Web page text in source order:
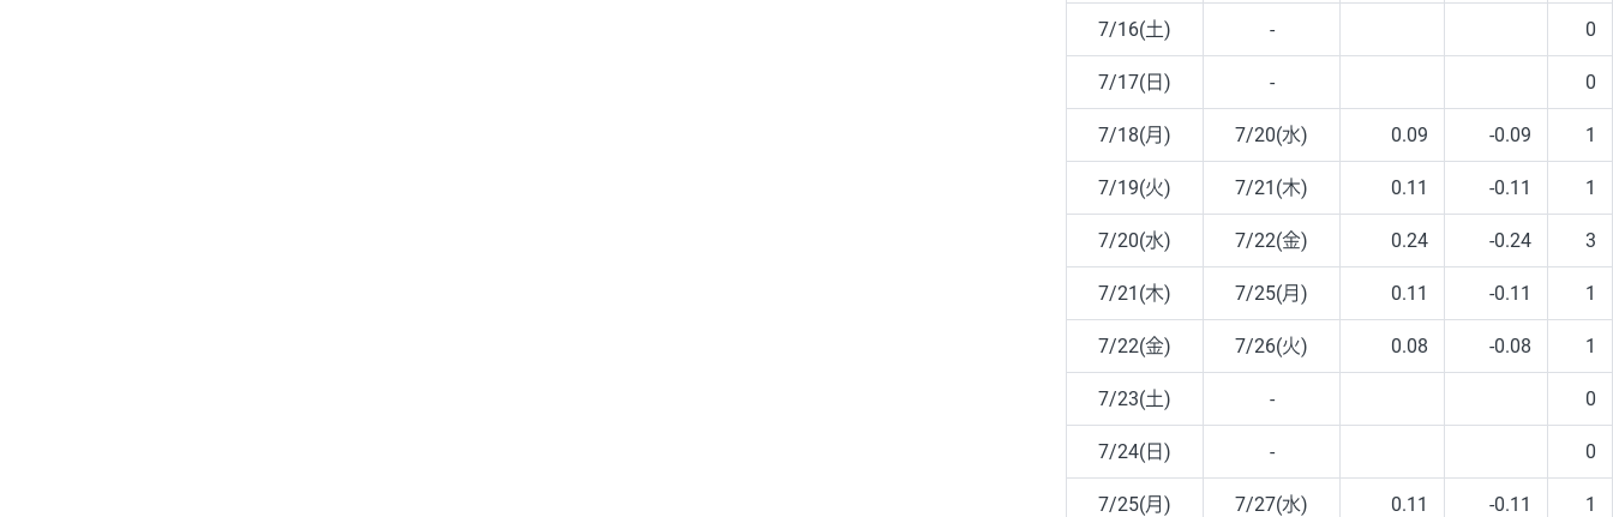
7/16(土) - 0
7/17(日) - 0
7/18(月) 7/20(水) 0.09 -0.09 1
7/19(火) 7/21(木) 0.11 -0.11 1
7/20(水) 7/22(金) 0.24 -0.24 3
7/21(木) 7/25(月) 0.11 -0.11 1
7/22(金) 7/26(火) 0.08 -0.08 1
7/23(土) - 0
7/24(日) - 0
7/25(月) 7/27(水) 0.11 -0.11 1